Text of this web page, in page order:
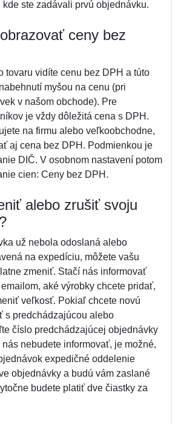
ste zadávali prvú objednávku.
ceny bez
tovaru vidíte cenu bez DPH a túto
myšou na cenu (pri
v našom obchode). Pre
je vždy dôležitá cena s DPH.
na firmu alebo veľkoobchodne,
aj cena bez DPH. Podmienkou je
DIČ. V osobnom nastavení potom
cien: Ceny bez DPH.
alebo zrušiť svoju
už nebola odoslaná alebo
na expedíciu, môžete vašu
zmeniť. Stačí nás informovať
aké výrobky chcete pridať,
veľkosť. Pokiaľ chcete novú
s predchádzajúcou alebo
číslo predchádzajúcej objednávky
nebudete informovať, je možné,
expedičné oddelenie
objednávky a budú vám zaslané
budete platiť dve čiastky za